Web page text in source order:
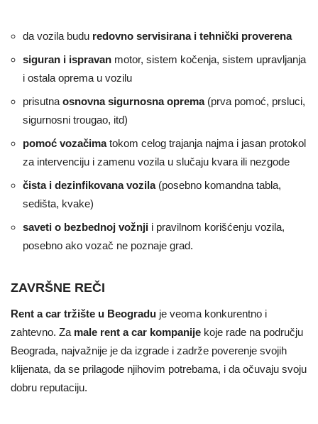
da vozila budu redovno servisirana i tehnički proverena
siguran i ispravan motor, sistem kočenja, sistem upravljanja
i ostala oprema u vozilu
prisutna osnovna sigurnosna oprema(prva pomoć, prsluci,
sigurnosni trougao, itd)
pomoć vozačimatokom celog trajanja najma i jasan protokol
za intervenciju i zamenu vozila u slučaju kvara ili nezgode
čista i dezinfikovana vozila(posebno komandna tabla,
sedišta, kvake)
saveti o bezbednoj vožnji i pravilnom korišćenju vozila,
posebno ako vozač ne poznaje grad.
ZAVRŠNE REČI
Rent a car tržište u Beogradu je veoma konkurentno i
zahtevno. Za male rent a car kompanije koje rade na području
Beograda, najvažnije je da izgrade i zadrže poverenje svojih
klijenata, da se prilagode njihovim potrebama, i da očuvaju svoju
dobru reputaciju.